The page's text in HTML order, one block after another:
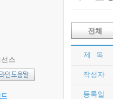
스
전체
제 목
작성자
등록일